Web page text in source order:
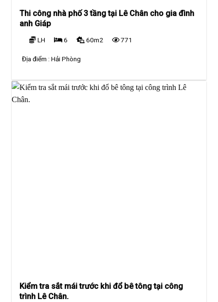
Thi công nhà phố 3 tầng tại Lê Chân cho gia đình
anh Giáp
LH 6 60m2 771
Địa điểm :Hải Phòng
Kiểm tra sắt mái trước khi đổ bê tông tại công
trình Lê Chân.